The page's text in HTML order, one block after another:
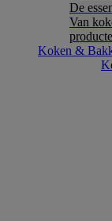
De
Van
Koken &